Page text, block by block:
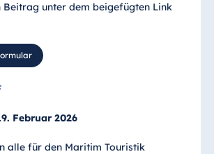
Beitrag unter dem beigefügten Link
Februar 2026
alle für den Maritim Touristik